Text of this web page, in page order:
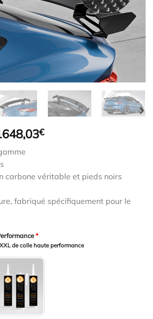
:
€Le
1648,03€.
carbone véritable et pieds noirs
fabriqué spécifiquement pour le
*
de colle haute performance